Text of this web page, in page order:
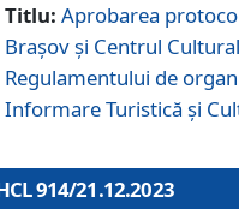
Titlu: Aprobarea
Brașov și Centrul
Regulamentului de
Informare Turistică și
914/21.12.2023